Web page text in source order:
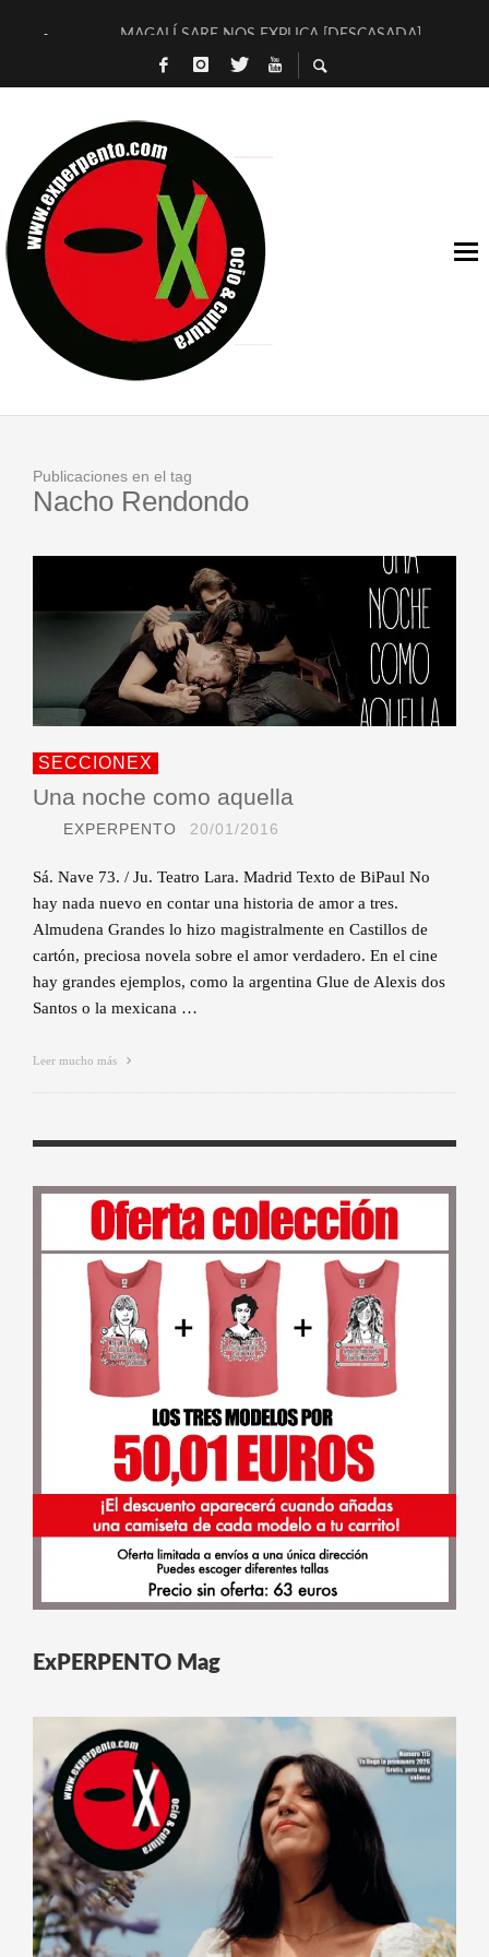
MAGALÍ SARE NOS EXPLICA [DESCASADA]
«NO TENGO PUTOS SUEÑOS»
[LA BOLA NEGRA] DE JAVIER CALVO Y JAVIER AMBROSSI
OSLO OVNIES LLEGAN CORRIENDO A ARANDA
FÉLIX CALVO NOS PRESENTA [LAS PALMERAS] (NOVELA
[EL SER QUERIDO] DE RODRIGO SOROGOYEN
ENTREVISTA A IVÁN HUMANES POR [EL LIBRO ROJO]
ARRABAL, ARRABAL, ARRABAL, ARRABEAUX
Publicaciones en el tag
Nacho Rendondo
SECCIONEX
Una noche como aquella
EXPERPENTO 20/01/2016
Sá. Nave 73. / Ju. Teatro Lara. Madrid Texto de BiPaul No
hay nada nuevo en contar una historia de amor a tres.
Almudena Grandes lo hizo magistralmente en Castillos de
cartón, preciosa novela sobre el amor verdadero. En el cine
hay grandes ejemplos, como la argentina Glue de Alexis dos
Santos o la mexicana …
Leer mucho más
ExPERPENTO Mag